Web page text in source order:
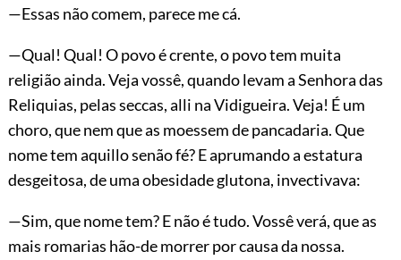
—Essas não comem, parece me cá.
—Qual! Qual! O povo é crente, o povo tem muita
religião ainda. Veja vossê, quando levam a Senhora das
Reliquias, pelas seccas, alli na Vidigueira. Veja! É um
choro, que nem que as moessem de pancadaria. Que
nome tem aquillo senão fé? E aprumando a estatura
desgeitosa, de uma obesidade glutona, invectivava:
—Sim, que nome tem? E não é tudo. Vossê verá, que as
mais romarias hão-de morrer por causa da nossa.